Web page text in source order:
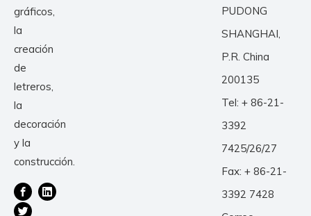
gráficos,
la
creación
de
letreros,
la
decoración
y la
construcción.
PUDONG
SHANGHAI,
P.R. China
200135
Tel: + 86-21-
3392
7425/26/27
Fax: + 86-21-
3392 7428